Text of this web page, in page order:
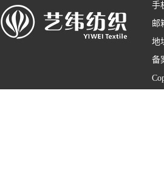
手
邮
地
备